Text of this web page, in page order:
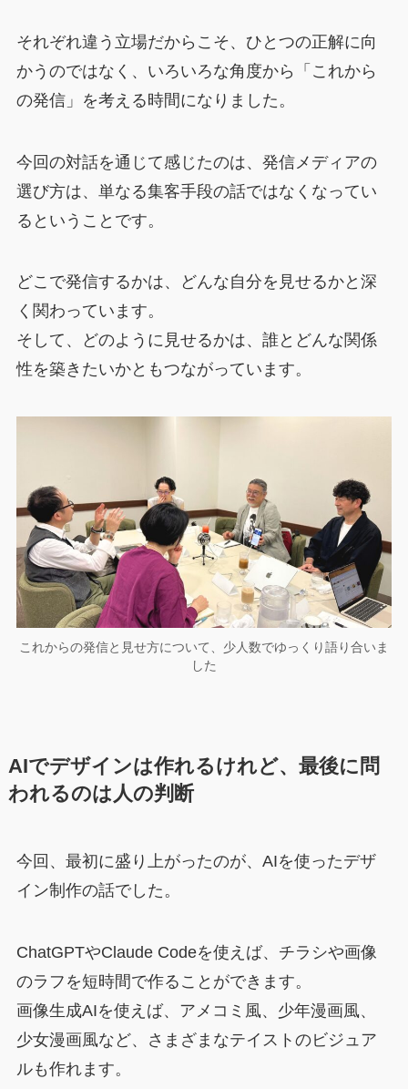
それぞれ違う立場だからこそ、ひとつの正解に向
かうのではなく、いろいろな角度から「これから
の発信」を考える時間になりました。
今回の対話を通じて感じたのは、発信メディアの
選び方は、単なる集客手段の話ではなくなってい
るということです。
どこで発信するかは、どんな自分を見せるかと深
く関わっています。
そして、どのように見せるかは、誰とどんな関係
性を築きたいかともつながっています。
これからの発信と見せ方について、少人数でゆっくり語り合いま
した
AIでデザインは作れるけれど、最後に問
われるのは人の判断
今回、最初に盛り上がったのが、AIを使ったデザ
イン制作の話でした。
ChatGPTやClaude Codeを使えば、チラシや画像
のラフを短時間で作ることができます。
画像生成AIを使えば、アメコミ風、少年漫画風、
少女漫画風など、さまざまなテイストのビジュア
ルも作れます。